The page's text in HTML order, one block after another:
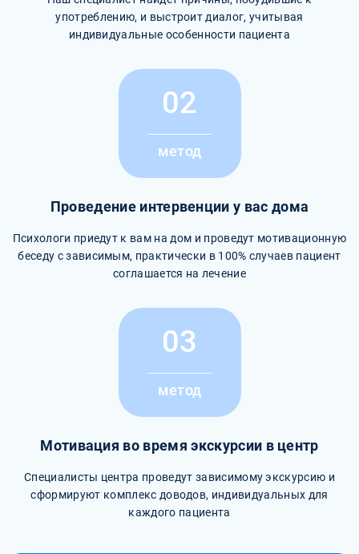
употреблению, и выстроит диалог, учитывая
индивидуальные особенности пациента
02
метод
Проведение интервенции у вас дома
Психологи приедут к вам на дом и проведут мотивационную
беседу с зависимым, практически в 100% случаев пациент
соглашается на лечение
03
метод
Мотивация во время экскурсии в центр
Специалисты центра проведут зависимому экскурсию и
сформируют комплекс доводов, индивидуальных для
каждого пациента